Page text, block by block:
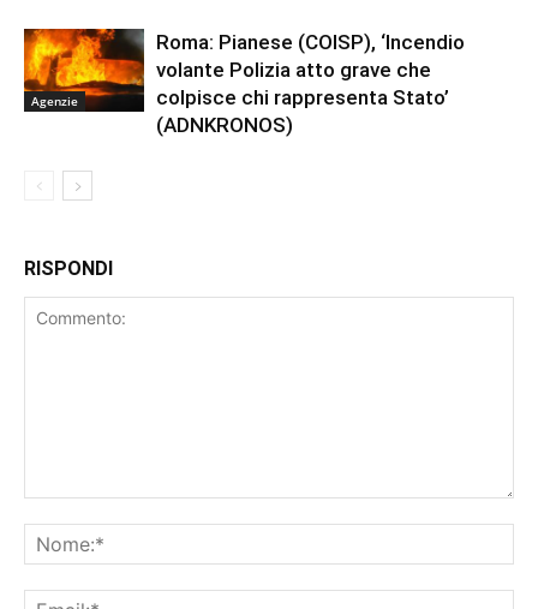
Agenzie
Roma: Pianese (COISP), ‘Incendio
volante Polizia atto grave che
colpisce chi rappresenta Stato’
(ADNKRONOS)
RISPONDI